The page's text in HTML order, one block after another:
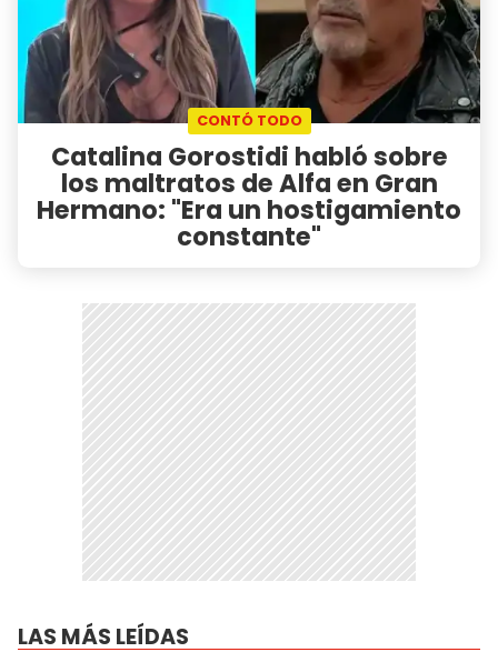
CONTÓ TODO
Catalina Gorostidi habló sobre
los maltratos de Alfa en Gran
Hermano: "Era un hostigamiento
constante"
LAS MÁS LEÍDAS